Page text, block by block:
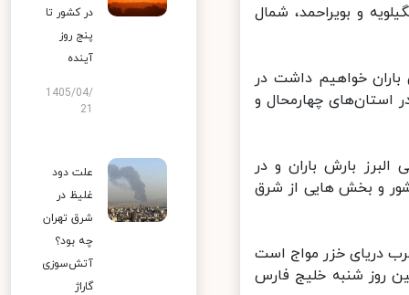
و بویراحمد، شمال
خواهیم داشت در
چهارمحال و
بارش باران و در
و بخش هایی از شرق
دریای خزر مواج است
روز شنبه خلیج فارس
در کشور تا
پنج روز
آینده
1405/04/
علت دود
غلیظ در
شرق تهران
چه بود؟
آتش‌سوزی
گاراژ